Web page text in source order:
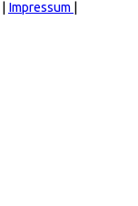
Impressum